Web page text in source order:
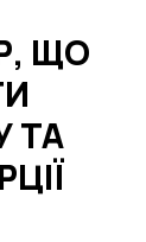
ЩО
ТА